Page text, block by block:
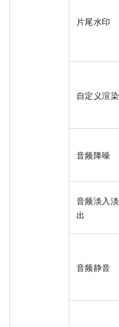
片尾水印
自定义渲染
音频降噪
音频淡入淡
出
音频静音